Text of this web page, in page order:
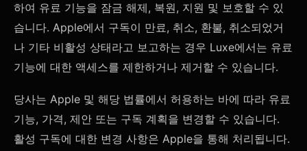
하여 유료 기능을 잠금 해제, 복원, 지원 및 보호할 수 있
습니다. Apple에서 구독이 만료, 취소, 환불, 취소되었거
나 기타 비활성 상태라고 보고하는 경우 Luxe에서는 유료
기능에 대한 액세스를 제한하거나 제거할 수 있습니다.
당사는 Apple 및 해당 법률에서 허용하는 바에 따라 유료
기능, 가격, 제안 또는 구독 계획을 변경할 수 있습니다.
활성 구독에 대한 변경 사항은 Apple을 통해 처리됩니다.